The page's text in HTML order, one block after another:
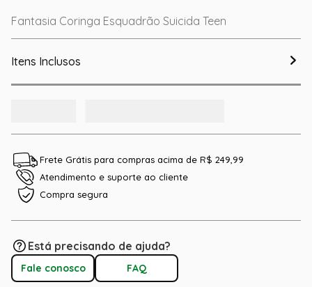
Fantasia Coringa Esquadrão Suicida Teen
Itens Inclusos
Frete Grátis para compras acima de R$ 249,99
Atendimento e suporte ao cliente
Compra segura
Está precisando de ajuda?
Fale conosco FAQ